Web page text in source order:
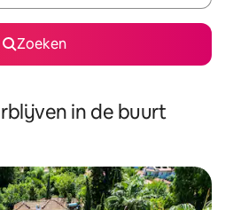
Zoeken
in de buurt